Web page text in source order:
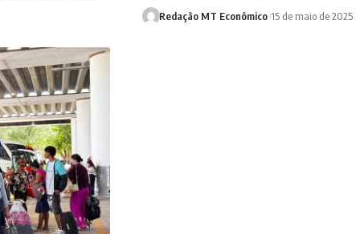
Redação MT Econômico 15 de maio de 2025